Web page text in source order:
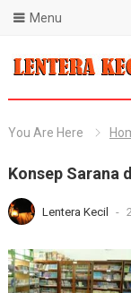
Blog Lentera Kecil
Menu
You Are Here
Konsep Sarana
Lentera Kecil -